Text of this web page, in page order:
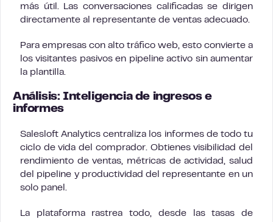
más útil. Las conversaciones calificadas se dirigen
directamente al representante de ventas adecuado.
Para empresas con alto tráfico web, esto convierte a
los visitantes pasivos en pipeline activo sin aumentar
la plantilla.
Análisis: Inteligencia de ingresos e
informes
Salesloft Analytics centraliza los informes de todo tu
ciclo de vida del comprador. Obtienes visibilidad del
rendimiento de ventas, métricas de actividad, salud
del pipeline y productividad del representante en un
solo panel.
La plataforma rastrea todo, desde las tasas de